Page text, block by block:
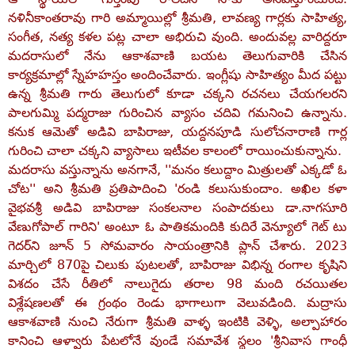
నళినీకాంతరావు గారి అమ్మాయిల్లో శ్రీమతి, లావణ్య గార్లకు సాహిత్య,
సంగీత, నత్య కళల పట్ల చాలా అభిరుచి వుంది. అందువల్ల వారిద్దరూ
మదరాసులో నేను ఆకాశవాణి బయట తెలుగువారికి చేసిన
కార్యక్రమాల్లో స్నేహహస్తం అందించేవారు. ఇంగ్లీషు సాహిత్యం మీద పట్టు
ఉన్న శ్రీమతి గారు తెలుగులో కూడా చక్కని రచనలు చేయగలరని
పాలగుమ్మి పద్మరాజు గురించిన వ్యాసం చదివి గమనించి ఉన్నాను.
కనుక ఆమెతో అడివి బాపిరాజు, యద్దనపూడి సులోచనారాణి గార్ల
గురించి చాలా చక్కని వ్యాసాలు ఇటీవల కాలంలో రాయించుకున్నాను.
మదరాసు వస్తున్నాను అనగానే, ''మనం కలుద్దాం మిత్రులతో ఎక్కడో ఓ
చోట'' అని శ్రీమతి ప్రతిపాదించి 'రండి కలుసుకుందాం. అఖిల కళా
వైభవశ్రీ అడివి బాపిరాజు సంకలనాల సంపాదకులు డా.నాగసూరి
వేణుగోపాల్‌ గారిని' అంటూ ఓ పాతికమందికి కుదిరే వెన్యూలో గెట్‌ టు
గెదర్‌ని జూన్‌ 5 సోమవారం సాయంత్రానికి ప్లాన్‌ చేశారు. 2023
మార్చిలో 870పై చిలుకు పుటలతో, బాపిరాజు విభిన్న రంగాల కృషిని
విశదం చేసే రీతిలో నాలుగైదు తరాల 98 మంది రచయితల
విశ్లేషణలతో ఈ గ్రంథం రెండు భాగాలుగా వెలువడింది. మద్రాసు
ఆకాశవాణి నుంచి నేరుగా శ్రీమతి వాళ్ళ ఇంటికి వెళ్ళి, అల్పాహారం
కానించి ఆళ్వారు పేటలోనే వుండే సమావేశ స్థలం 'శ్రీనివాస గాంధీ